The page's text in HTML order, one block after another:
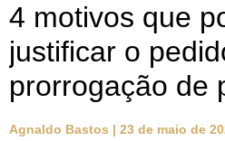
4 motivos que
justificar o
prorrogação de
Agnaldo Bastos 23 de maio de